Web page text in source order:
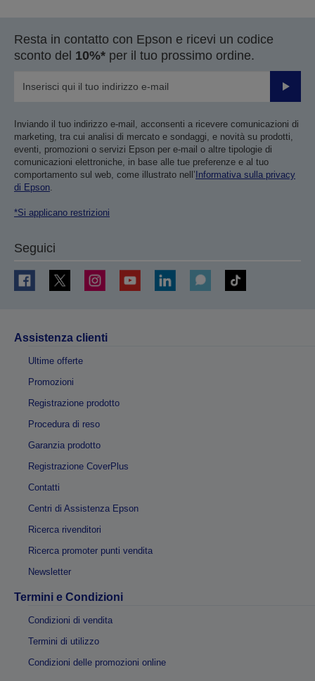
Resta in contatto con Epson e ricevi un codice
sconto del 10%* per il tuo prossimo ordine.
Invia
Inviando il tuo indirizzo e-mail, acconsenti a ricevere comunicazioni di
marketing, tra cui analisi di mercato e sondaggi, e novità su prodotti,
eventi, promozioni o servizi Epson per e-mail o altre tipologie di
comunicazioni elettroniche, in base alle tue preferenze e al tuo
comportamento sul web, come illustrato nell’ Informativa sulla privacy
di Epson.
*Si applicano restrizioni
Seguici
Assistenza clienti
Ultime offerte
Promozioni
Registrazione prodotto
Procedura di reso
Garanzia prodotto
Registrazione CoverPlus
Contatti
Centri di Assistenza Epson
Ricerca rivenditori
Ricerca promoter punti vendita
Newsletter
Termini e Condizioni
Condizioni di vendita
Termini di utilizzo
Condizioni delle promozioni online